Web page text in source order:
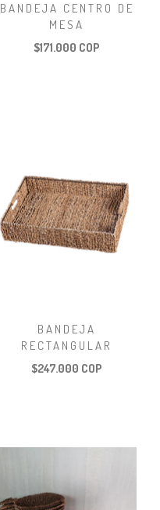
BANDEJA CENTRO DE
MESA
$171.000 COP
BANDEJA
RECTANGULAR
$247.000 COP